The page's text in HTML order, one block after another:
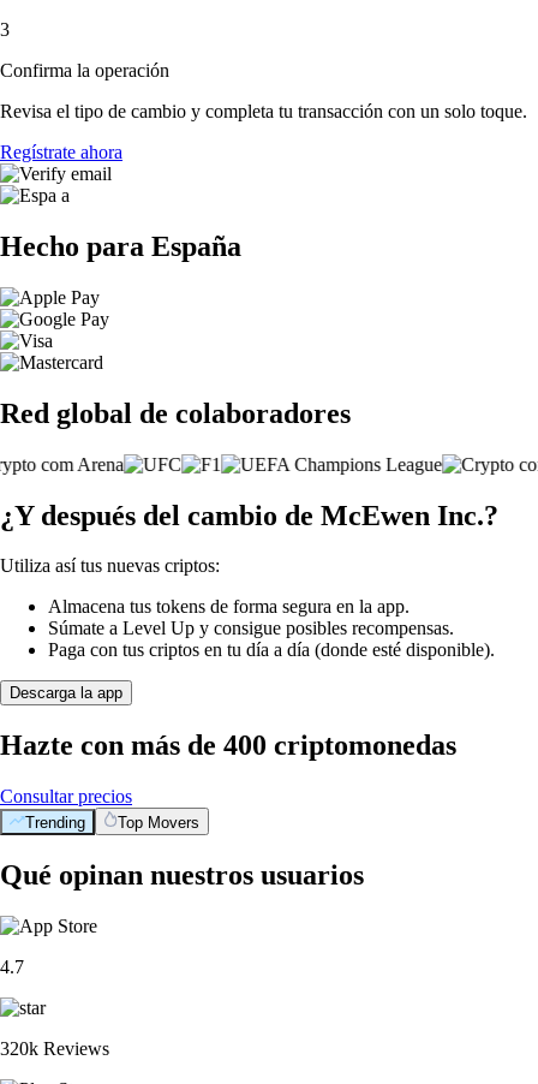
3
Confirma la operación
Revisa el tipo de cambio y completa tu transacción con un solo toque.
Regístrate ahora
Hecho para España
Red global de colaboradores
¿Y después del cambio de McEwen Inc.?
Utiliza así tus nuevas criptos:
Almacena tus tokens de forma segura en la app.
Súmate a Level Up y consigue posibles recompensas.
Paga con tus criptos en tu día a día (donde esté disponible).
Descarga la app
Hazte con más de 400 criptomonedas
Consultar precios
Trending Top Movers
Qué opinan nuestros usuarios
4.7
320k Reviews